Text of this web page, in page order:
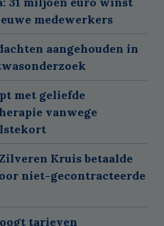
medewerkers
aangehouden in
met geliefde
vanwege
Kruis betaalde
niet-gecontracteerde
tarieven